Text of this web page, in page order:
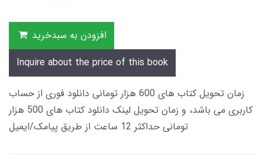
افزودن به سبدخرید
Inquire about the price of this book
زمان تحویل کتاب های 600 هزار تومانی دانلود فوری از حساب
کاربری می باشد، و زمان تحویل لینک دانلود کتاب های 500 هزار
تومانی حداکثر 12 ساعت از طریق پیامک/ایمیل